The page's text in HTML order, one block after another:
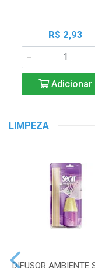
R$ 2,93
Adicionar
LIMPEZA
DIFUSOR AMBIENTE